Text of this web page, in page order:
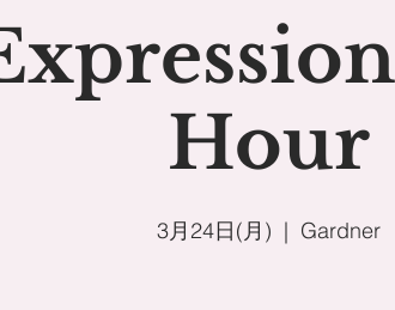
Hour
3月24日(月)
  |
Gardner